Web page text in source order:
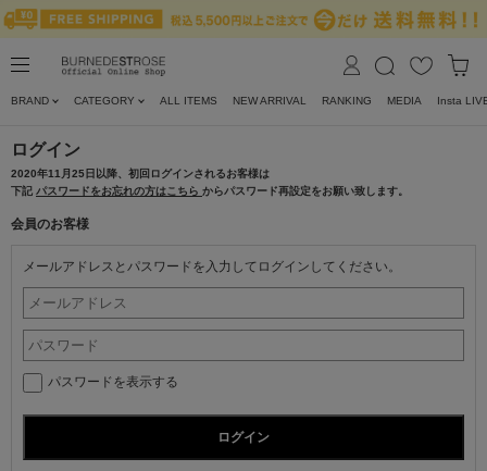
BRAND CATEGORY ALL ITEMS NEW ARRIVAL RANKING MEDIA Insta
ログイン
2020年11月25日以降、初回ログインされるお客様は
下記 パスワードをお忘れの方はこちら からパスワード再設定をお願い致します。
会員のお客様
メールアドレスとパスワードを入力してログインしてください。
パスワードを表示する